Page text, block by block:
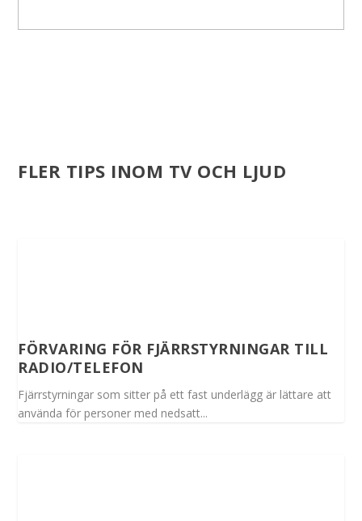
FLER TIPS INOM TV OCH LJUD
FÖRVARING FÖR FJÄRRSTYRNINGAR TILL
RADIO/TELEFON
Fjärrstyrningar som sitter på ett fast underlägg är lättare att
använda för personer med nedsatt...